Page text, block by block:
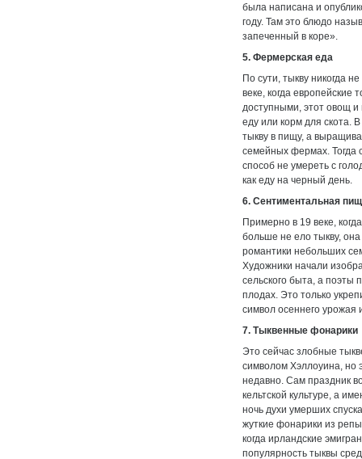
была написана и
году. Там это блюдо
запеченный в коре».
5. Фермерская еда
По сути, тыкву никогда
веке, когда европейские
доступными, этот овощ
еду или корм для скота.
тыкву в пищу, а
семейных фермах. Тогда
способ не умереть с
как еду на черный день.
6. Сентиментальная
Примерно в 19 веке,
больше не ело тыкву,
романтики небольших
Художники начали
сельского быта, а поэты
плодах. Это только
символ осеннего урожая
7. Тыквенные фонарики
Это сейчас злобные
символом Хэллоуина, но
недавно. Сам праздник
кельтской культуре, а
ночь духи умерших
жуткие фонарики из
когда ирландские
популярность тыквы